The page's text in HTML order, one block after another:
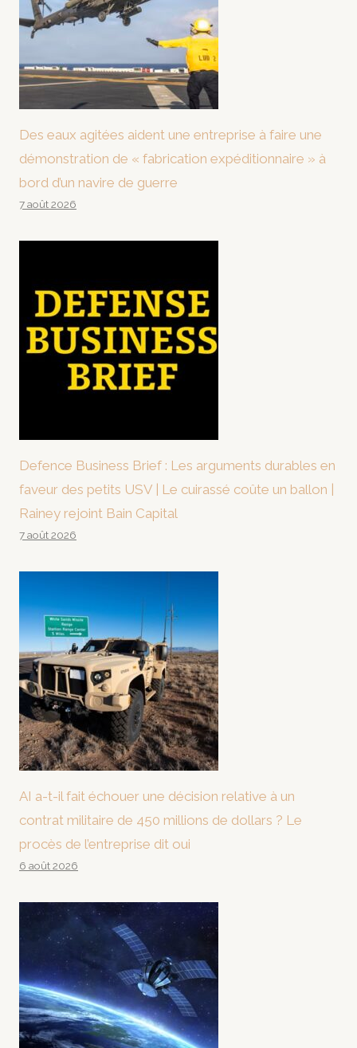
Des eaux agitées aident une entreprise à faire une
démonstration de « fabrication expéditionnaire » à
bord d’un navire de guerre
7 août 2026
Defence Business Brief : Les arguments durables en
faveur des petits USV | Le cuirassé coûte un ballon |
Rainey rejoint Bain Capital
7 août 2026
AI a-t-il fait échouer une décision relative à un
contrat militaire de 450 millions de dollars ? Le
procès de l’entreprise dit oui
6 août 2026